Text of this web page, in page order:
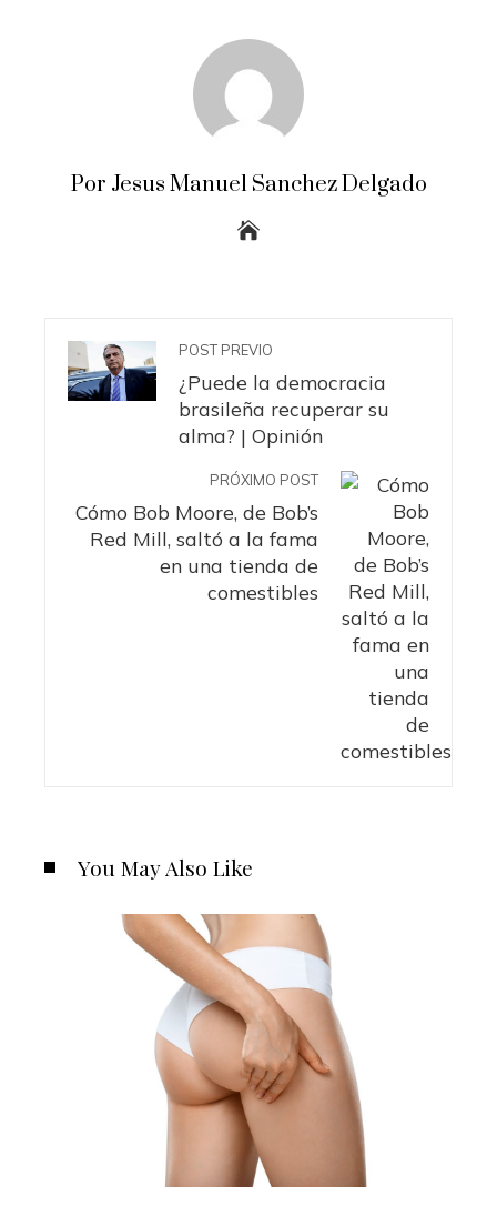
Por Jesus Manuel Sanchez Delgado
POST PREVIO
¿Puede la democracia
brasileña recuperar su
alma? | Opinión
PRÓXIMO POST
Cómo Bob Moore, de Bob’s
Red Mill, saltó a la fama
en una tienda de
comestibles
You May Also Like